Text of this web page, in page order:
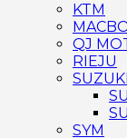
KTM
QJ
RIEJU
SUZUKI
SYM